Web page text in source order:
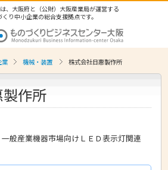
、大阪府と（公財）大阪産業局が運営する
り中小企業の総合支援拠点です。
業 機械・装置 株式会社日惠製作所
作所
般産業機器市場向けＬＥＤ表示灯関連